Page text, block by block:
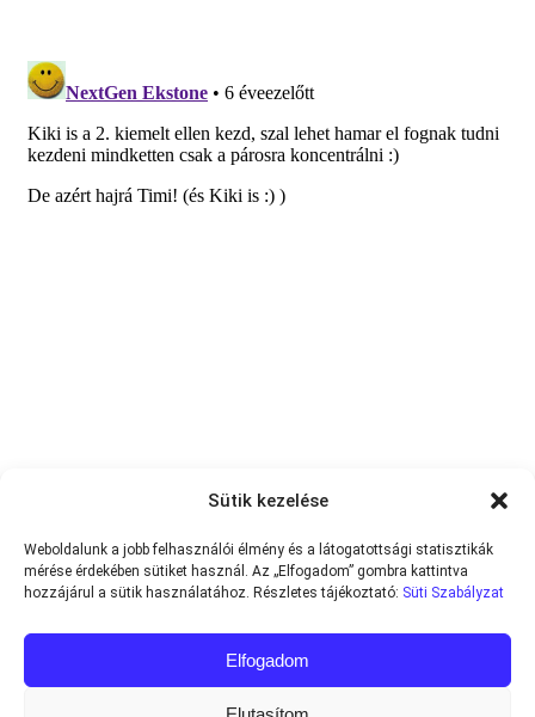
Sütik kezelése
Weboldalunk a jobb felhasználói élmény és a látogatottsági statisztikák
mérése érdekében sütiket használ. Az „Elfogadom” gombra kattintva
hozzájárul a sütik használatához. Részletes tájékoztató: Süti Szabályzat
Elfogadom